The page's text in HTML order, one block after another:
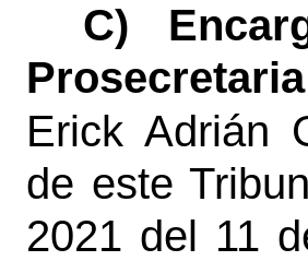
C)
Erick Adrián
de este
2021 del 11